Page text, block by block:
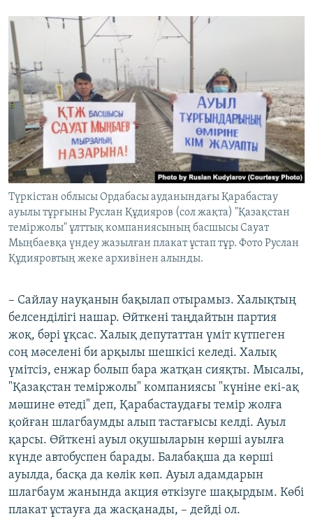
Түркістан облысы Ордабасы ауданындағы Қарабастау
ауылы тұрғыны Руслан Құдияров (сол жақта) "Қазақстан
теміржолы" ұлттық компаниясының басшысы Сауат
Мыңбаевқа үндеу жазылған плакат ұстап тұр. Фото Руслан
Құдияровтың жеке архивінен алынды.
– Сайлау науқанын бақылап отырамыз. Халықтың
белсенділігі нашар. Өйткені таңдайтын партия
жоқ, бәрі ұқсас. Халық депутаттан үміт күтпеген
соң мәселені би арқылы шешкісі келеді. Халық
үмітсіз, енжар болып бара жатқан сияқты. Мысалы,
"Қазақстан теміржолы" компаниясы "күніне екі-ақ
мәшине өтеді" деп, Қарабастаудағы темір жолға
қойған шлагбаумды алып тастағысы келді. Ауыл
қарсы. Өйткені ауыл оқушыларын көрші ауылға
күнде автобуспен барады. Балабақша да көрші
ауылда, басқа да көлік көп. Ауыл адамдарын
шлагбаум жанында акция өткізуге шақырдым. Көбі
плакат ұстауға да жасқанады, – дейді ол.